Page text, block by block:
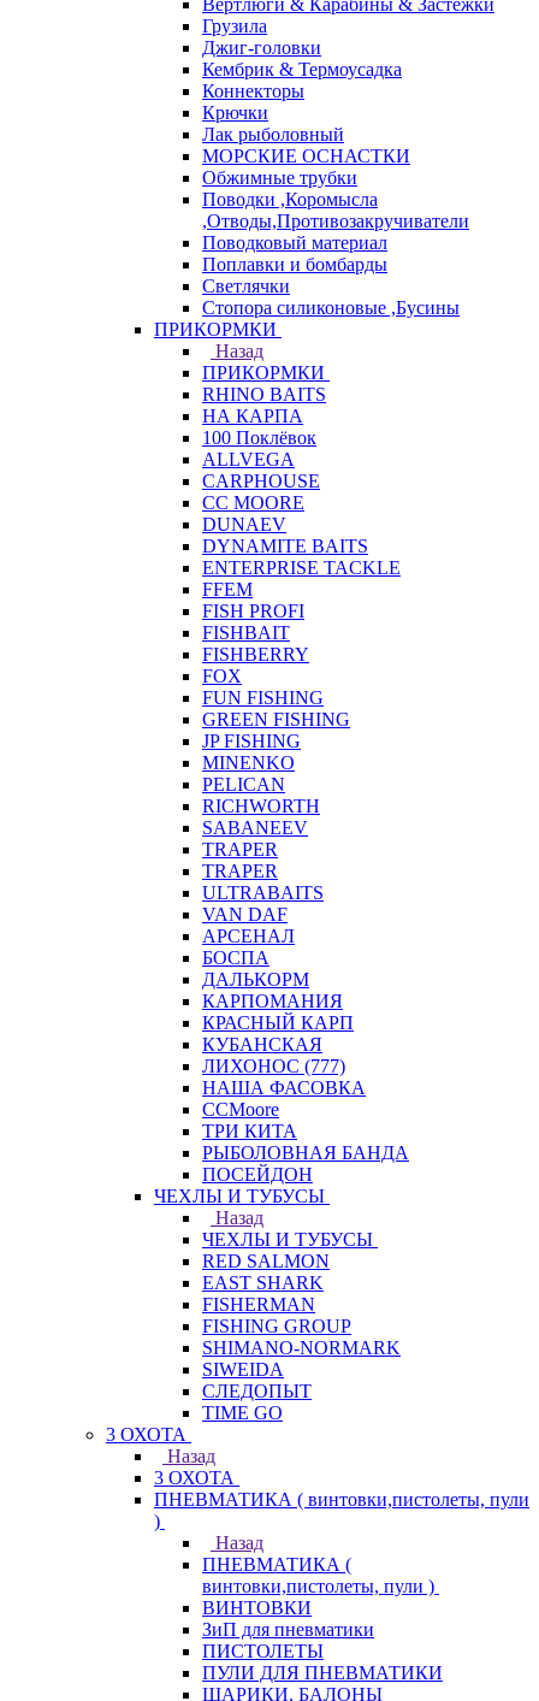
Вертлюги & Карабины & Застежки
Грузила
Джиг-головки
Кембрик & Термоусадка
Коннекторы
Крючки
Лак рыболовный
МОРСКИЕ ОСНАСТКИ
Обжимные трубки
Поводки ,Коромысла
,Отводы,Противозакручиватели
Поводковый материал
Поплавки и бомбарды
Светлячки
Стопора силиконовые ,Бусины
ПРИКОРМКИ
Назад
ПРИКОРМКИ
RHINO BAITS
НА КАРПА
100 Поклёвок
ALLVEGA
CARPHOUSE
CC MOORE
DUNAEV
DYNAMITE BAITS
ENTERPRISE TACKLE
FFEM
FISH PROFI
FISHBAIT
FISHBERRY
FOX
FUN FISHING
GREEN FISHING
JP FISHING
MINENKO
PELICAN
RICHWORTH
SABANEEV
TRAPER
TRAPER
ULTRABAITS
VAN DAF
АРСЕНАЛ
БОСПА
ДАЛЬКОРМ
КАРПОМАНИЯ
КРАСНЫЙ КАРП
КУБАНСКАЯ
ЛИХОНОС (777)
НАША ФАСОВКА
СCMoore
ТРИ КИТА
РЫБОЛОВНАЯ БАНДА
ПОСЕЙДОН
ЧЕХЛЫ И ТУБУСЫ
Назад
ЧЕХЛЫ И ТУБУСЫ
RED SALMON
EAST SHARK
FISHERMAN
FISHING GROUP
SHIMANO-NORMARK
SIWEIDA
СЛЕДОПЫТ
TIME GO
3 ОХОТА
Назад
3 ОХОТА
ПНЕВМАТИКА ( винтовки,пистолеты, пули
)
Назад
ПНЕВМАТИКА (
винтовки,пистолеты, пули )
ВИНТОВКИ
ЗиП для пневматики
ПИСТОЛЕТЫ
ПУЛИ ДЛЯ ПНЕВМАТИКИ
ШАРИКИ, БАЛОНЫ